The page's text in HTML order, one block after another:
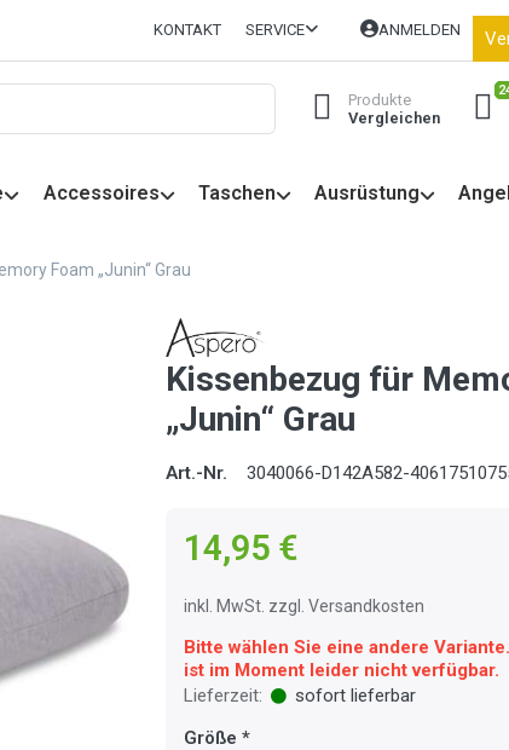
KONTAKT SERVICE ANMELDEN
Produkte
Vergleichen
Accessoires Taschen Ausrüstung
Foam „Junin“ Grau
Kissenbezug für
„Junin“ Grau
Art.-Nr. 3040066-D142A582-
14,95 €
inkl. MwSt. zzgl. Versandkosten
Bitte wählen Sie eine andere
ist im Moment leider nicht verfügbar.
Lieferzeit:
sofort lieferbar
Größe